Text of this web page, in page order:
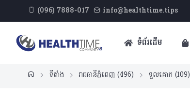
(096) 7888-017 info@healthtime.tips
ទំព័រដើម
ទីតាំង រាជធានីភ្នំពេញ (496) ទួលគោក (109)